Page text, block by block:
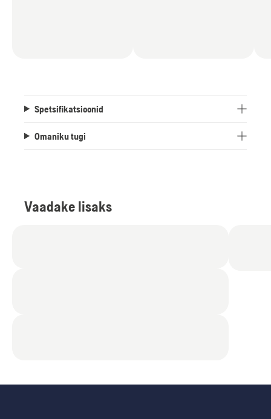
Spetsifikatsioonid
Omaniku tugi
Vaadake lisaks